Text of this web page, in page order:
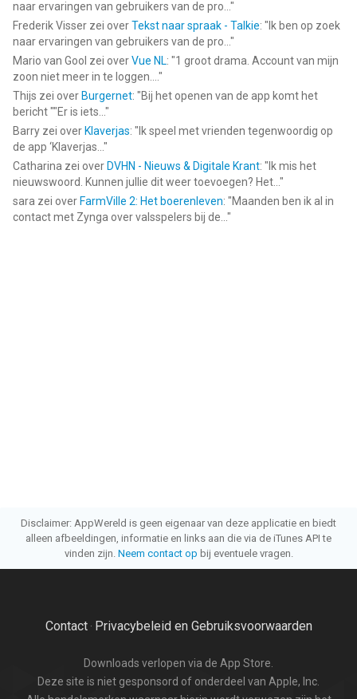
naar ervaringen van gebruikers van de pro... "
Frederik Visser zei overTekst naar spraak - Talkie: " Ik ben op zoek
naar ervaringen van gebruikers van de pro... "
Mario van Gool zei overVue NL: "1 groot drama. Account van mijn
zoon niet meer in te loggen.... "
Thijs zei over Burgernet: "Bij het openen van de app komt het
bericht ""Er is iets... "
Barry zei over Klaverjas: " Ik speel met vrienden tegenwoordig op
de app ‘Klaverjas... "
Catharina zei over DVHN - Nieuws & Digitale Krant: " Ik mis het
nieuwswoord. Kunnen jullie dit weer toevoegen? Het... "
sara zei over FarmVille 2: Het boerenleven: "Maanden ben ik al in
contact met Zynga over valsspelers bij de... "
Disclaimer: AppWereld is geen eigenaar van deze applicatie en biedt
alleen afbeeldingen, informatie en links aan die via de iTunes API te
vinden zijn. Neem contact op bij eventuele vragen.
Contact· Privacybeleid en Gebruiksvoorwaarden
Downloads verlopen via de App Store.
Deze site is niet gesponsord of onderdeel van Apple, Inc.